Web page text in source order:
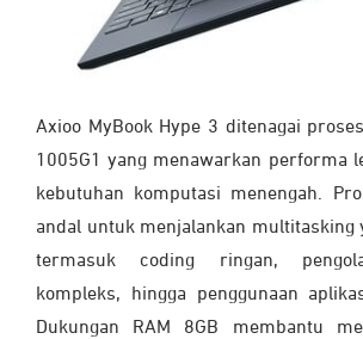
Axioo MyBook Hype 3 ditenagai
1005G1 yang menawarkan performa
kebutuhan komputasi menengah.
andal untuk menjalankan multitasking
termasuk coding ringan,
kompleks, hingga penggunaan
Dukungan RAM 8GB membantu